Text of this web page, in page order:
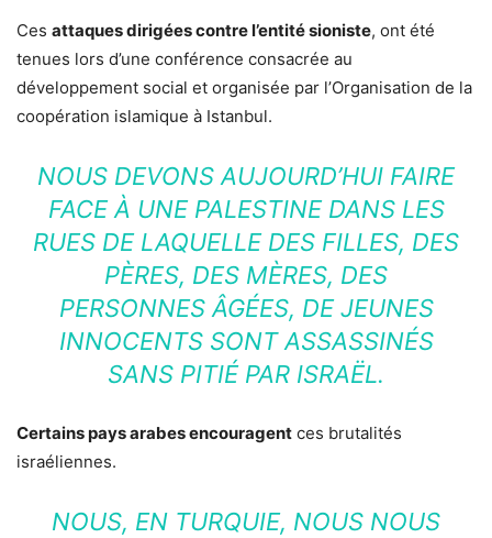
Ces attaques dirigées contre l’entité sioniste, ont été
tenues lors d’une conférence consacrée au
développement social et organisée par l’Organisation de la
coopération islamique à Istanbul.
NOUS DEVONS AUJOURD’HUI FAIRE
FACE À UNE PALESTINE DANS LES
RUES DE LAQUELLE DES FILLES, DES
PÈRES, DES MÈRES, DES
PERSONNES ÂGÉES, DE JEUNES
INNOCENTS SONT ASSASSINÉS
SANS PITIÉ PAR ISRAËL.
Certains pays arabes encouragent ces brutalités
israéliennes.
NOUS, EN TURQUIE, NOUS NOUS